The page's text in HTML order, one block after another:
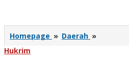
Homepage » Daerah »
Hukrim